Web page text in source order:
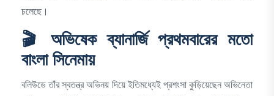
চলেছে।
🎬অভিষেক ব্যানার্জি প্রথমবারের মতো
বাংলা সিনেমায়
বলিউডে তাঁর স্বতন্ত্র অভিনয় দিয়ে ইতিমধ্যেই প্রশংসা কুড়িয়েছেন অভিনেতা